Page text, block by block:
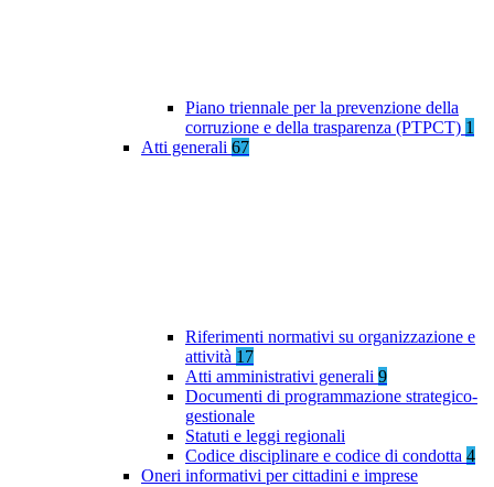
Piano triennale per la prevenzione della
corruzione e della trasparenza (PTPCT) 1
Atti generali 67
Riferimenti normativi su organizzazione e
attività 17
Atti amministrativi generali 9
Documenti di programmazione strategico-
gestionale
Statuti e leggi regionali
Codice disciplinare e codice di condotta 4
Oneri informativi per cittadini e imprese